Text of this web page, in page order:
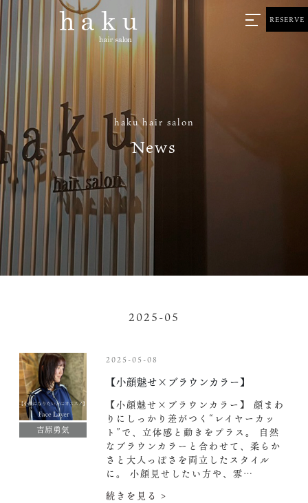
haku hair salon
News
RESERVE
2025-05
吉原勇気
2025-05-08
【小顔魅せ×ブラウンカラー】
【小顔魅せ×ブラウンカラー】 顔まわ
りにしっかり差がつく“レイヤーカッ
ト”で、立体感と動きをプラス。 自然
なブラウンカラーと合わせて、柔らか
さと大人っぽさを両立したスタイル
に。 小顔見せしたい方や、雰…
続きを見る >